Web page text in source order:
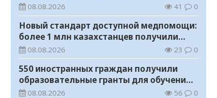
08.08.2026 41 0
Новый стандарт доступной медпомощи:
более 1 млн казахстанцев получили
телемедицинские услуги
08.08.2026 23 0
550 иностранных граждан получили
образовательные гранты для обучения в
Казахстане
08.08.2026 56 0